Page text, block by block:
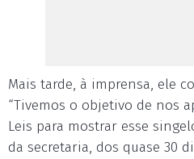
Mais tarde, à imprensa, ele
“Tivemos o objetivo de nos
Leis para mostrar esse
da secretaria, dos quase 30